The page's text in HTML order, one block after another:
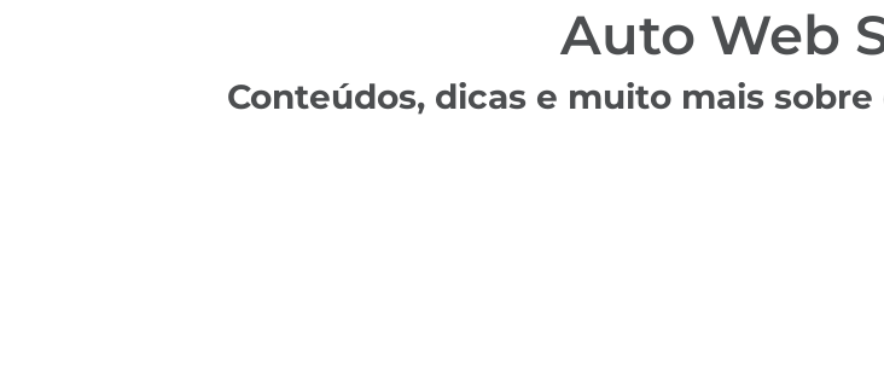
Auto Web
Conteúdos, dicas e muito mais